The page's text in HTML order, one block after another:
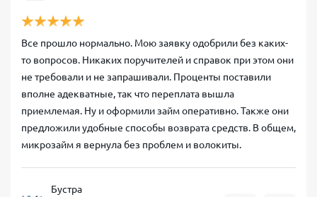
Все прошло нормально. Мою заявку одобрили без каких-
то вопросов. Никаких поручителей и справок при этом они
не требовали и не запрашивали. Проценты поставили
вполне адекватные, так что переплата вышла
приемлемая. Ну и оформили займ оперативно. Также они
предложили удобные способы возврата средств. В общем,
микрозайм я вернула без проблем и волокиты.
Бустра